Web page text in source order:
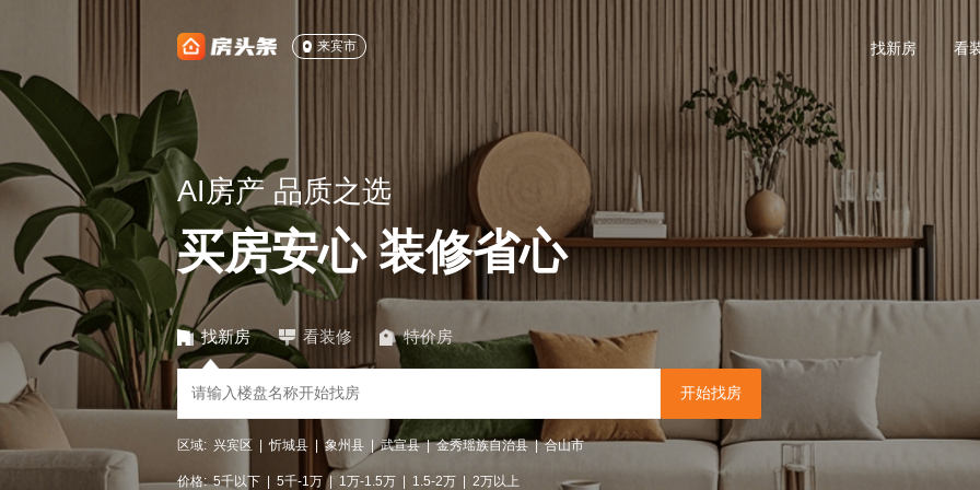
来宾市 看
找新房
AI房产 品质之选
买房安心 装修省心
找新房 看装修 特价房
开始找房
区域: 兴宾区 | 忻城县 | 象州县 | 武宣县 | 金秀瑶族自治县 | 合山市
价格: 5千以下 | 5千-1万 | 1万-1.5万 | 1.5-2万 | 2万以上